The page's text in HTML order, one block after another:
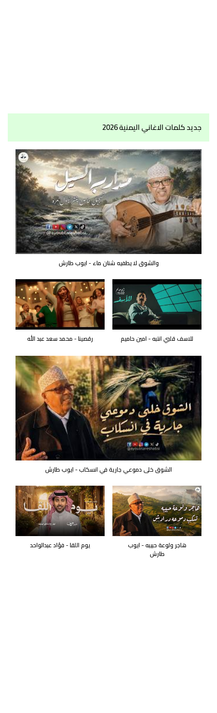
جديد كلمات الاغاني اليمنية 2026
والشوق لا يطفيه شنان ماء - ايوب طارش
للاسف قلبي انتبه - امين حاميم رقصينا - محمد سعد عبد الله
الشوق خلى دموعي جارية في انسكاب - ايوب طارش
هاجر ولوعة حبيبه - ايوب
طارش
يوم اللقا - فؤاد عبدالواحد